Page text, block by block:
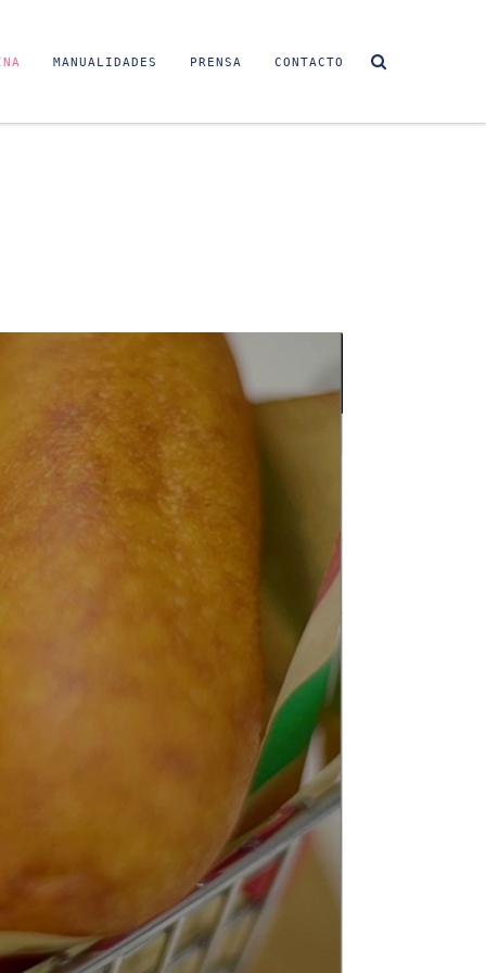
MANUALIDADES PRENSA CONTACTO